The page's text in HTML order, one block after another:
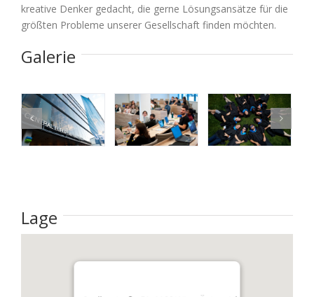
kreative Denker gedacht, die gerne Lösungsansätze für die
größten Probleme unserer Gesellschaft finden möchten.
Galerie
Lage